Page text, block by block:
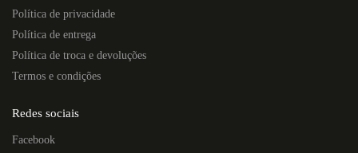
Política de privacidade
Política de entrega
Política de troca e devoluções
Termos e condições
Redes sociais
Facebook